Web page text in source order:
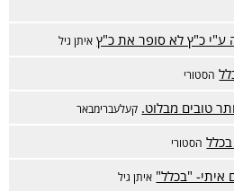
ע"י כ"ץ לא סופר את כ"ץ איתן גיל
הסטורי
טובים מבלוט. קעלעברימבאר
הסטורי
איתי- "בכלל" איתן גיל